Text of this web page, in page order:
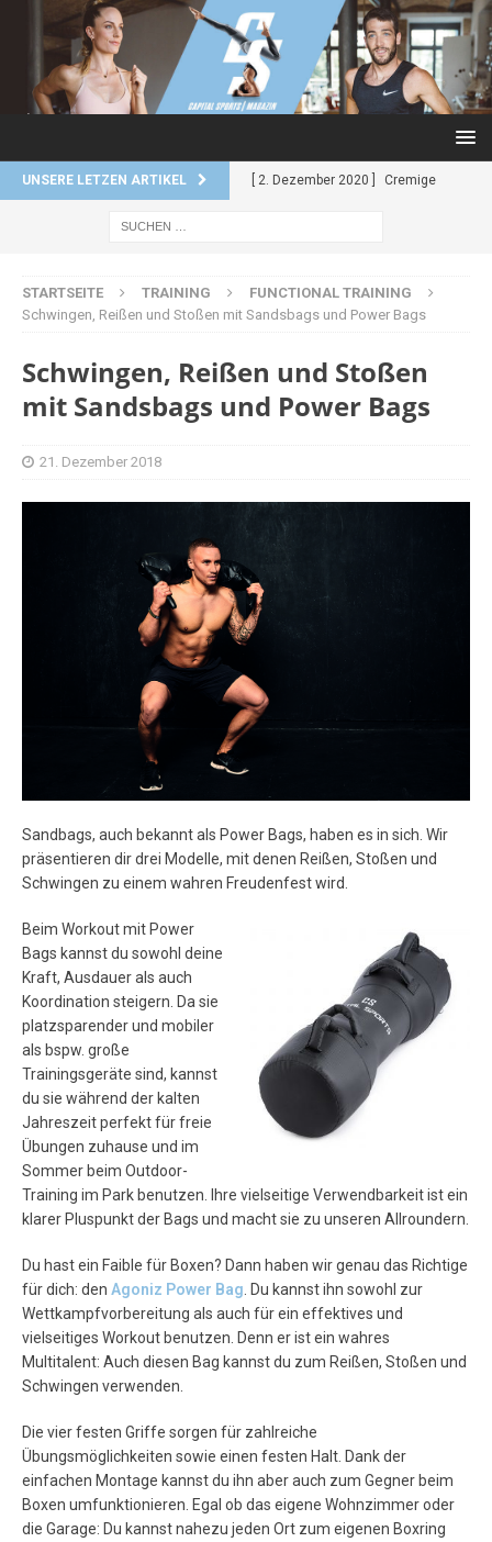
UNSERE LETZEN ARTIKEL [ 2. Dezember 2020 ] Cremige
[ 2. Dezember 2020 ] Reis mit
REZEPTE
[ 27. November 2020 ] Superfood
STARTSEITE TRAINING
FUNCTIONAL TRAINING
Schwingen, Reißen und Stoßen mit Sandsbags und Power Bags
Schwingen, Reißen und Stoßen
mit Sandsbags und Power Bags
21. Dezember 2018
Sandbags, auch bekannt als Power Bags, haben es in sich. Wir
präsentieren dir drei Modelle, mit denen Reißen, Stoßen und
Schwingen zu einem wahren Freudenfest wird.
Beim Workout mit Power
Bags kannst du sowohl deine
Kraft, Ausdauer als auch
Koordination steigern. Da sie
platzsparender und mobiler
als bspw. große
Trainingsgeräte sind, kannst
du sie während der kalten
Jahreszeit perfekt für freie
Übungen zuhause und im
Sommer beim Outdoor-
Training im Park benutzen. Ihre vielseitige Verwendbarkeit ist ein
klarer Pluspunkt der Bags und macht sie zu unseren Allroundern.
Du hast ein Faible für Boxen? Dann haben wir genau das Richtige
für dich: den Agoniz Power Bag . Du kannst ihn sowohl zur
Wettkampfvorbereitung als auch für ein effektives und
vielseitiges Workout benutzen. Denn er ist ein wahres
Multitalent: Auch diesen Bag kannst du zum Reißen, Stoßen und
Schwingen verwenden.
Die vier festen Griffe sorgen für zahlreiche
Übungsmöglichkeiten sowie einen festen Halt. Dank der
einfachen Montage kannst du ihn aber auch zum Gegner beim
Boxen umfunktionieren. Egal ob das eigene Wohnzimmer oder
die Garage: Du kannst nahezu jeden Ort zum eigenen Boxring